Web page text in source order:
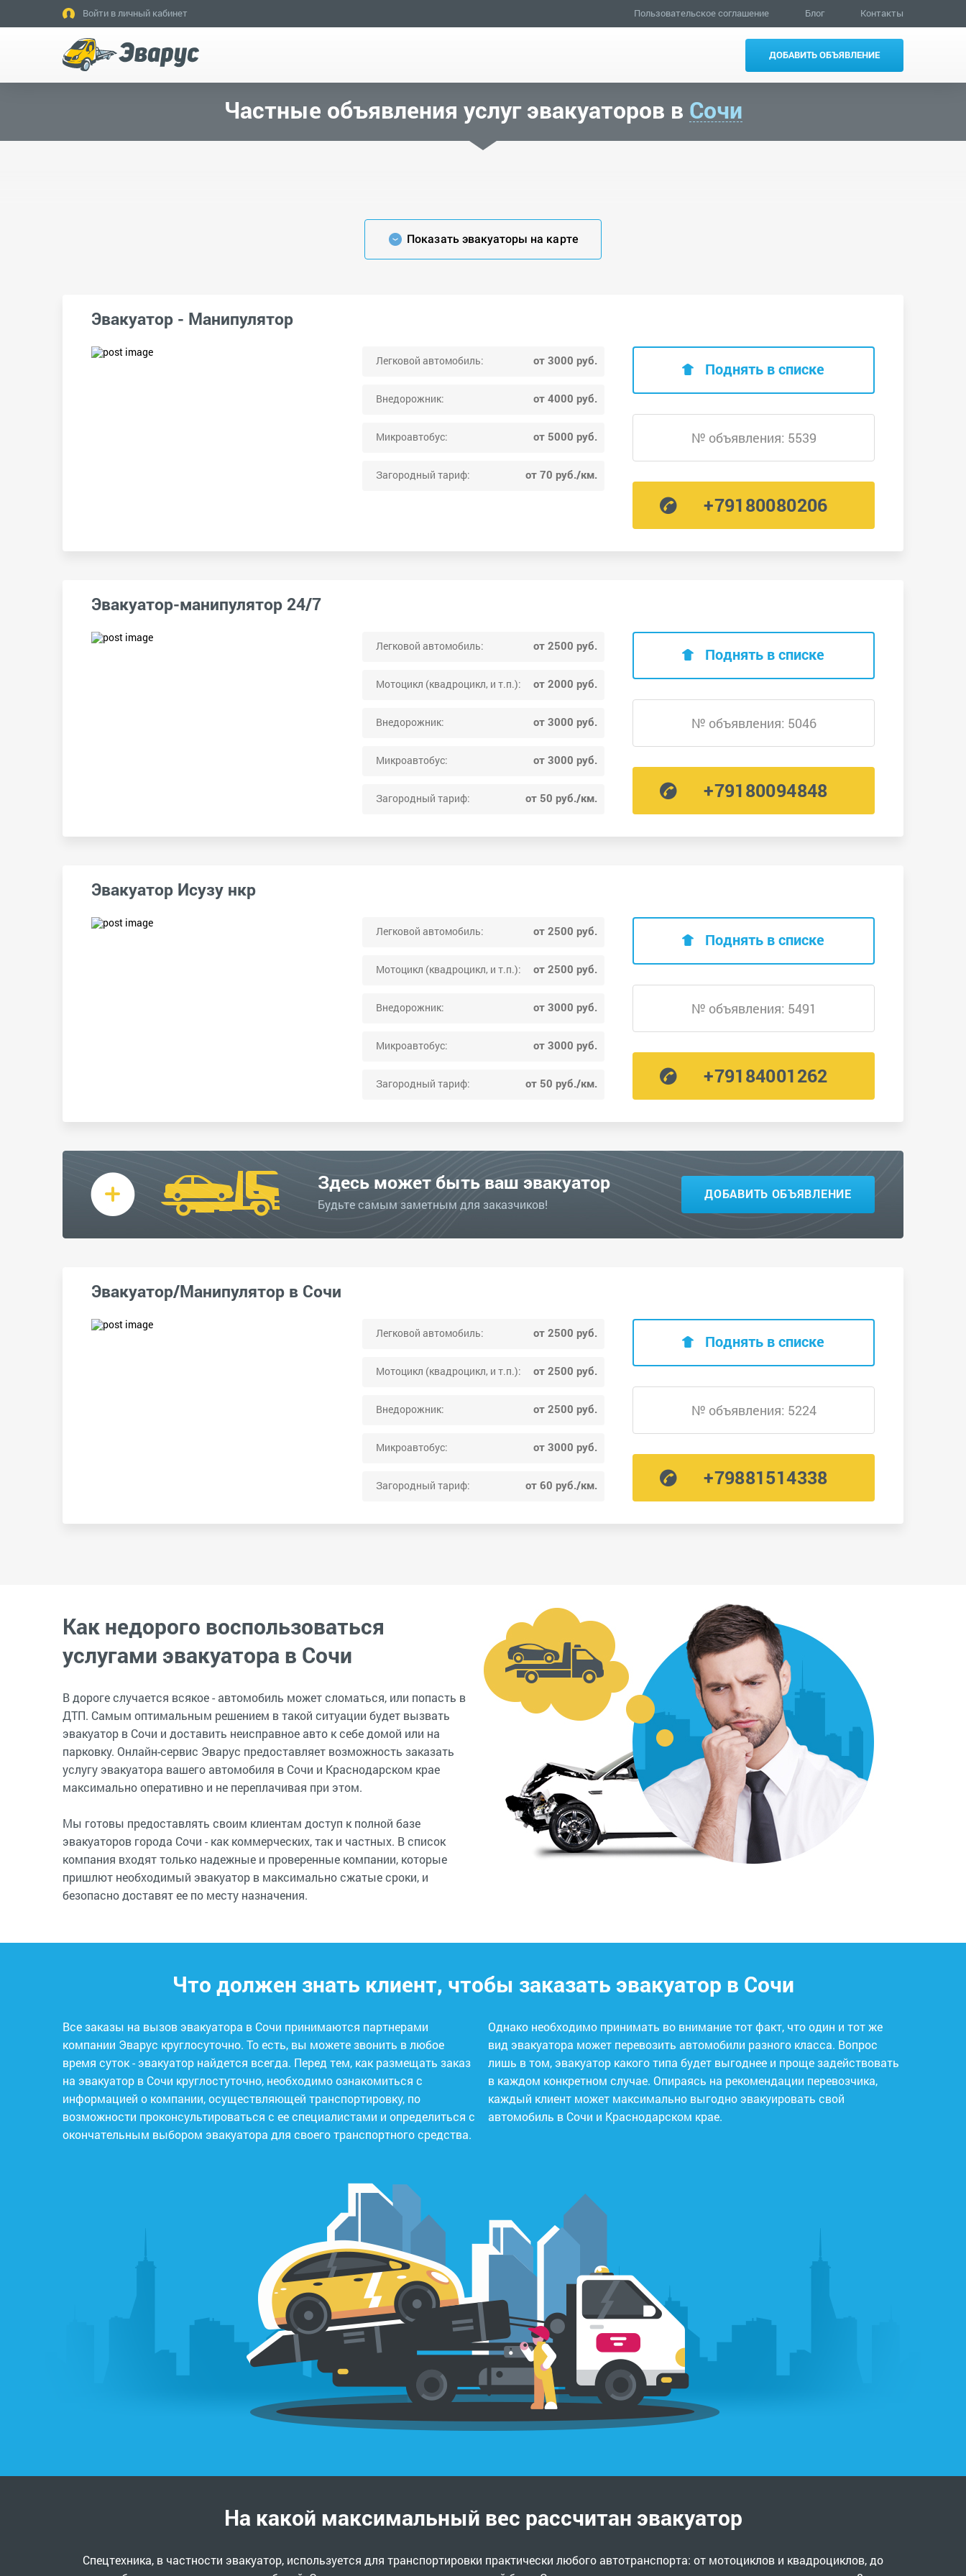
Войти в личный кабинет Пользовательское соглашение Блог Контакты
ДОБАВИТЬ ОБЪЯВЛЕНИЕ
Частные объявления услуг эвакуаторов в Сочи
Показать эвакуаторы на карте
Эвакуатор - Манипулятор
Легковой автомобиль: от 3000 руб.
Внедорожник: от 4000 руб.
Микроавтобус: от 5000 руб.
Загородный тариф: от 70 руб./км.
Поднять в списке
№ объявления: 5539
+79180080206
Эвакуатор-манипулятор 24/7
Легковой автомобиль: от 2500 руб.
Мотоцикл (квадроцикл, и т.п.): от 2000 руб.
Внедорожник: от 3000 руб.
Микроавтобус: от 3000 руб.
Загородный тариф: от 50 руб./км.
Поднять в списке
№ объявления: 5046
+79180094848
Эвакуатор Исузу нкр
Легковой автомобиль: от 2500 руб.
Мотоцикл (квадроцикл, и т.п.): от 2500 руб.
Внедорожник: от 3000 руб.
Микроавтобус: от 3000 руб.
Загородный тариф: от 50 руб./км.
Поднять в списке
№ объявления: 5491
+79184001262
Здесь может быть ваш эвакуатор
Будьте самым заметным для заказчиков!
ДОБАВИТЬ ОБЪЯВЛЕНИЕ
Эвакуатор/Манипулятор в Сочи
Легковой автомобиль: от 2500 руб.
Мотоцикл (квадроцикл, и т.п.): от 2500 руб.
Внедорожник: от 2500 руб.
Микроавтобус: от 3000 руб.
Загородный тариф: от 60 руб./км.
Поднять в списке
№ объявления: 5224
+79881514338
Как недорого воспользоваться
услугами эвакуатора в Сочи
В дороге случается всякое - автомобиль может сломаться, или попасть в
ДТП. Самым оптимальным решением в такой ситуации будет вызвать
эвакуатор в Сочи и доставить неисправное авто к себе домой или на
парковку. Онлайн-сервис Эварус предоставляет возможность заказать
услугу эвакуатора вашего автомобиля в Сочи и Краснодарском крае
максимально оперативно и не переплачивая при этом.
Мы готовы предоставлять своим клиентам доступ к полной базе
эвакуаторов города Сочи - как коммерческих, так и частных. В список
компания входят только надежные и проверенные компании, которые
пришлют необходимый эвакуатор в максимально сжатые сроки, и
безопасно доставят ее по месту назначения.
Что должен знать клиент, чтобы заказать эвакуатор в Сочи
Все заказы на вызов эвакуатора в Сочи принимаются партнерами
компании Эварус круглосуточно. То есть, вы можете звонить в любое
время суток - эвакуатор найдется всегда. Перед тем, как размещать заказ
на эвакуатор в Сочи круглостуточно, необходимо ознакомиться с
информацией о компании, осуществляющей транспортировку, по
возможности проконсультироваться с ее специалистами и определиться с
окончательным выбором эвакуатора для своего транспортного средства.
Однако необходимо принимать во внимание тот факт, что один и тот же
вид эвакуатора может перевозить автомобили разного класса. Вопрос
лишь в том, эвакуатор какого типа будет выгоднее и проще задействовать
в каждом конкретном случае. Опираясь на рекомендации перевозчика,
каждый клиент может максимально выгодно эвакуировать свой
автомобиль в Сочи и Краснодарском крае.
На какой максимальный вес рассчитан эвакуатор
Спецтехника, в частности эвакуатор, используется для транспортировки практически любого автотранспорта: от мотоциклов и квадроциклов, до